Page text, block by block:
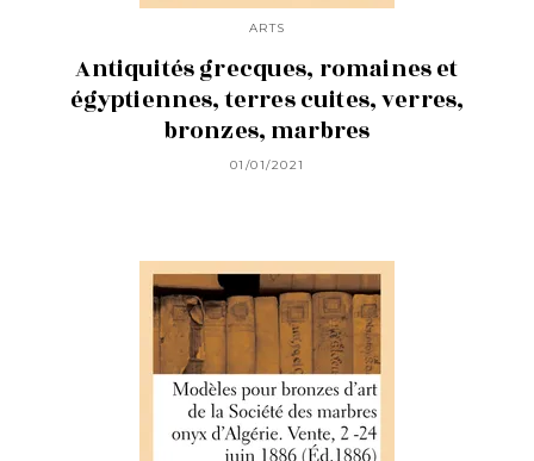
ARTS
Antiquités grecques, romaines et
égyptiennes, terres cuites, verres,
bronzes, marbres
01/01/2021